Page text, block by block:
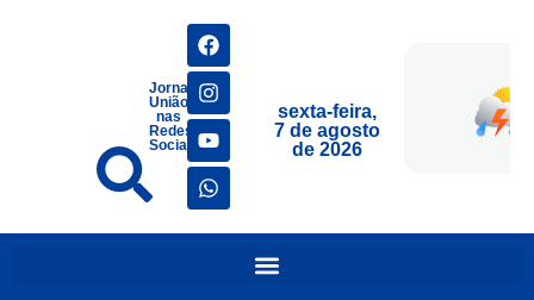
Jornais
União
nas
Redes
Sociais
sexta-feira,
7 de agosto
de 2026